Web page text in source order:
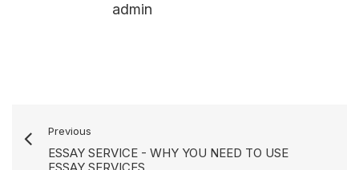
admin
Previous
ESSAY SERVICE - WHY YOU NEED TO USE